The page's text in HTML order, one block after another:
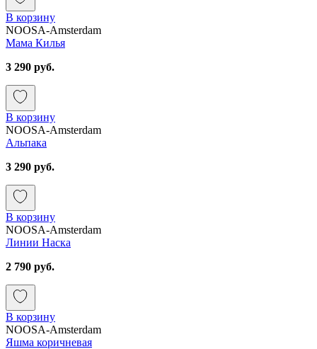
В корзину
NOOSA-Amsterdam
Мама Килья
3 290 руб.
В корзину
NOOSA-Amsterdam
Альпака
3 290 руб.
В корзину
NOOSA-Amsterdam
Линии Наска
2 790 руб.
В корзину
NOOSA-Amsterdam
Яшма коричневая